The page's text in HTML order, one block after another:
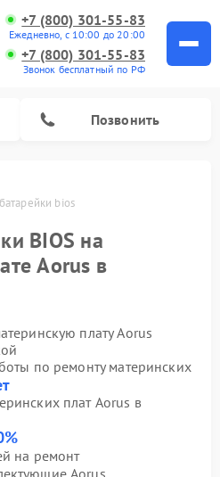
+7 (800) 301-55-83
Ежедневно, с 10:00 до 20:00
+7 (800) 301-55-83
Звонок бесплатный по РФ
Позвонить
bios
BIOS на
Aorus в
плату Aorus
по ремонту материнских
плат Aorus в
на ремонт
Aorus